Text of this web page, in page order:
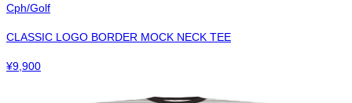
Cph/Golf
CLASSIC LOGO BORDER MOCK NECK TEE
¥9,900